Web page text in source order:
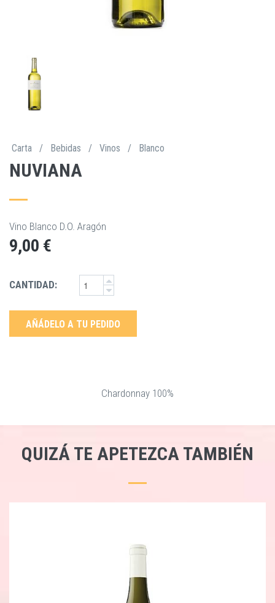
Carta / Bebidas / Vinos / Blanco
NUVIANA
Vino Blanco D.O. Aragón
9,00 €
CANTIDAD:
AÑÁDELO A TU PEDIDO
Chardonnay 100%
QUIZÁ TE APETEZCA TAMBIÉN